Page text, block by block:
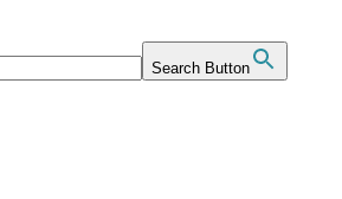
Search Button